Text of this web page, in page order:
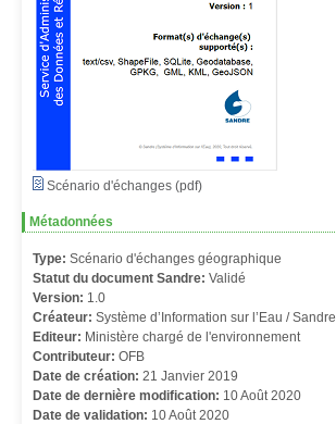
Scénario d'échanges (pdf)
Métadonnées
Type: Scénario d'échanges géographique
Statut du document Sandre: Validé
Version: 1.0
Créateur: Système d’Information sur l’Eau / Sandre
Editeur: Ministère chargé de l'environnement
Contributeur: OFB
Date de création: 21 Janvier 2019
Date de dernière modification: 10 Août 2020
Date de validation: 10 Août 2020